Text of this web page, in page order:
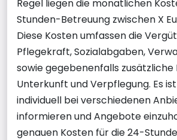
Regel liegen die monatlichen
Stunden-Betreuung zwischen X
Diese Kosten umfassen die
Pflegekraft, Sozialabgaben,
sowie gegebenenfalls zusätzliche
Unterkunft und Verpflegung. Es
individuell bei verschiedenen
informieren und Angebote
genauen Kosten für die 24-